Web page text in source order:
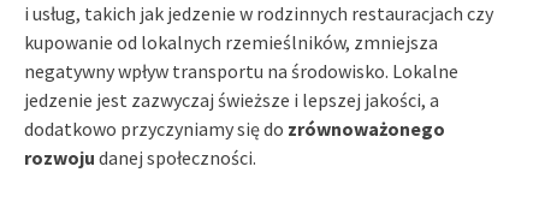
i usług, takich jak jedzenie w rodzinnych restauracjach czy
kupowanie od lokalnych rzemieślników, zmniejsza
negatywny wpływ transportu na środowisko. Lokalne
jedzenie jest zazwyczaj świeższe i lepszej jakości, a
dodatkowo przyczyniamy się do zrównoważonego
rozwoju danej społeczności.